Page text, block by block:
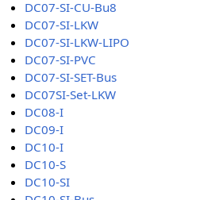
DC07-SI-CU-Bu8
DC07-SI-LKW
DC07-SI-LKW-LIPO
DC07-SI-PVC
DC07-SI-SET-Bus
DC07SI-Set-LKW
DC08-I
DC09-I
DC10-I
DC10-S
DC10-SI